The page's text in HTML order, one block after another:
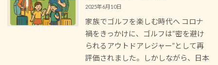
2025年6月10日
家族でゴルフを楽しむ時代へ コロナ
禍をきっかけに、ゴルフは“密を避け
られるアウトドアレジャー”として再
評価されました。しかしながら、日本